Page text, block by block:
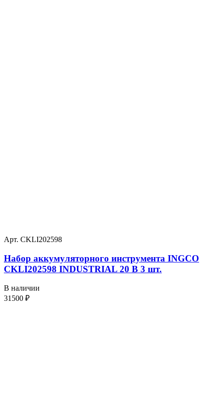
Арт. CKLI202598
Набор аккумуляторного инструмента INGCO
CKLI202598 INDUSTRIAL 20 В 3 шт.
В наличии
31500 ₽